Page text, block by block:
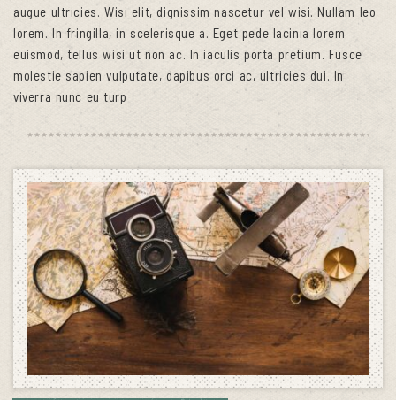
augue ultricies. Wisi elit, dignissim nascetur vel wisi. Nullam leo
lorem. In fringilla, in scelerisque a. Eget pede lacinia lorem
euismod, tellus wisi ut non ac. In iaculis porta pretium. Fusce
molestie sapien vulputate, dapibus orci ac, ultricies dui. In
viverra nunc eu turp